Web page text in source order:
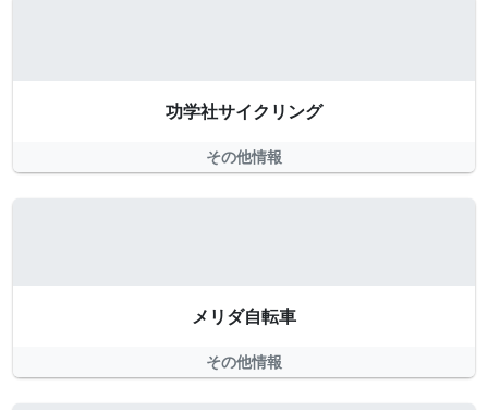
功学社サイクリング
その他情報
メリダ自転車
その他情報